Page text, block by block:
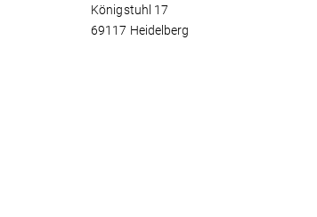
Königstuhl 17
69117 Heidelberg